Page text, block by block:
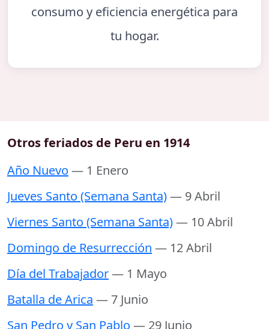
consumo y eficiencia energética para
tu hogar.
Otros feriados de Peru en 1914
Año Nuevo — 1 Enero
Jueves Santo (Semana Santa)— 9 Abril
Viernes Santo (Semana Santa)— 10 Abril
Domingo de Resurrección — 12 Abril
Día del Trabajador— 1 Mayo
Batalla de Arica — 7 Junio
San Pedro y San Pablo — 29 Junio